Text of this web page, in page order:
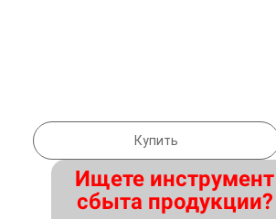
Купить
Ищете инструмент
сбыта продукции?